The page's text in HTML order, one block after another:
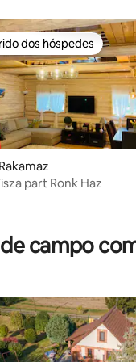
média de 5, 9
dos hóspedes
dos hóspedes
part Ronk Haz
campo